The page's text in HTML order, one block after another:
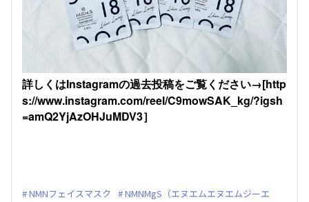
詳しくはInstagramの過去投稿をご覧ください→[http
s://www.instagram.com/reel/C9mowSAK_kg/?igsh
=amQ2YjAzOHJuMDV3］
NMNフェイスマスク
NMNMgS（エヌエムエヌエムジーエ